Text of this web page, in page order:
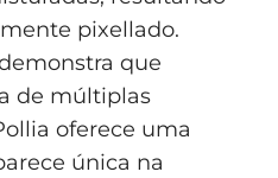
pixellado.
que
de múltiplas
oferece uma
única na